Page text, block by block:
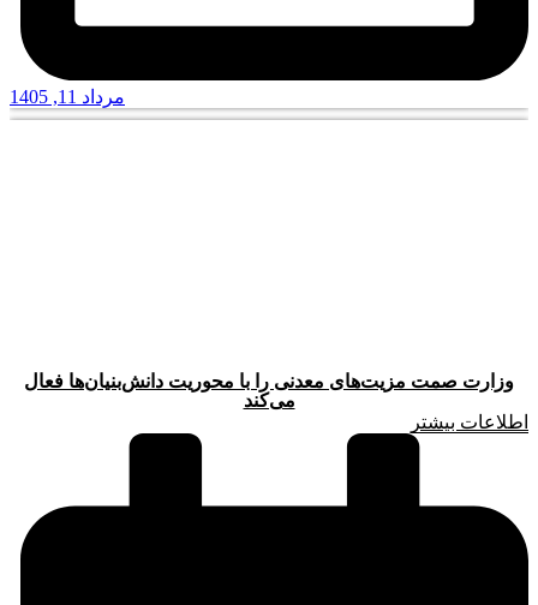
مرداد 11, 1405
وزارت صمت مزیت‌های معدنی را با محوریت دانش‌بنیان‌ها فعال
می‌کند
اطلاعات بیشتر